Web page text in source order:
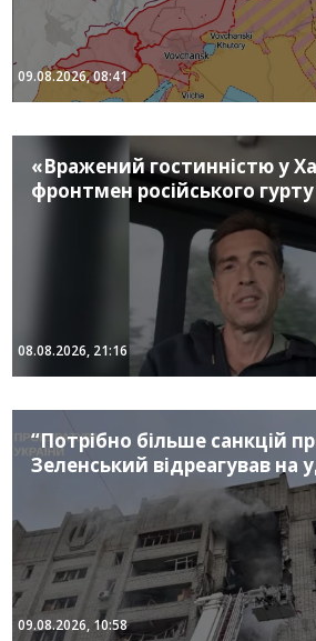
09.08.2026, 08:41
«Вражений гостинністю у
фронтмен російського
08.08.2026, 21:16
“Потрібно більше санкцій
Зеленський відреагував на
09.08.2026, 10:58